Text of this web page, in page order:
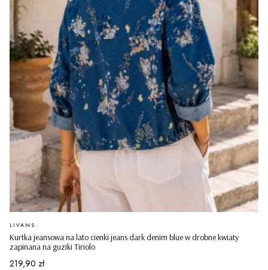
Kurtka jeansowa na lato cienki jeans dark denim blue w drobne kwiaty
zapinana na guziki Tiriolo
PRODUCENT
LIVANS
Cena
219,90 zł